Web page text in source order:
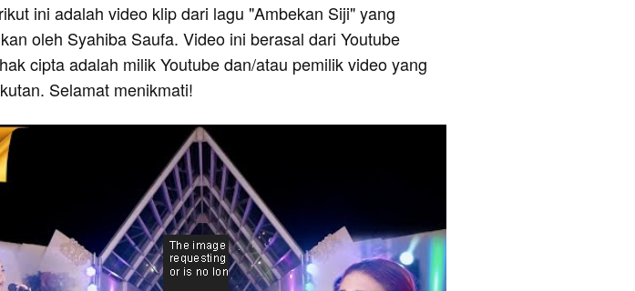
ini adalah video klip dari lagu "Ambekan Siji" yang
oleh Syahiba Saufa. Video ini berasal dari Youtube
cipta adalah milik Youtube dan/atau pemilik video yang
Selamat menikmati!